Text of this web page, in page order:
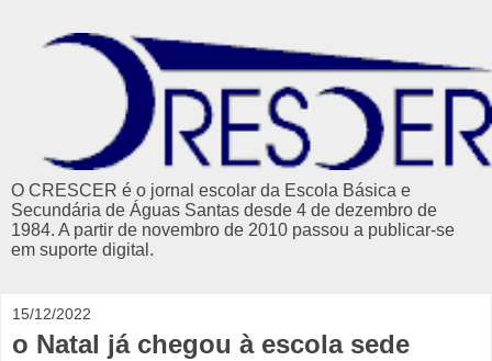
O CRESCER é o jornal escolar da Escola Básica e
Secundária de Águas Santas desde 4 de dezembro de
1984. A partir de novembro de 2010 passou a publicar-se
em suporte digital.
15/12/2022
o Natal já chegou à escola sede